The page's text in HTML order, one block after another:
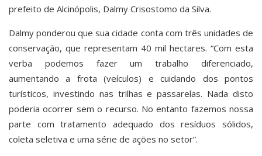
prefeito de Alcinópolis, Dalmy Crisostomo da Silva.
Dalmy ponderou que sua cidade conta com três unidades de
conservação, que representam 40 mil hectares. “Com esta
verba podemos fazer um trabalho diferenciado,
aumentando a frota (veículos) e cuidando dos pontos
turísticos, investindo nas trilhas e passarelas. Nada disto
poderia ocorrer sem o recurso. No entanto fazemos nossa
parte com tratamento adequado dos resíduos sólidos,
coleta seletiva e uma série de ações no setor”.